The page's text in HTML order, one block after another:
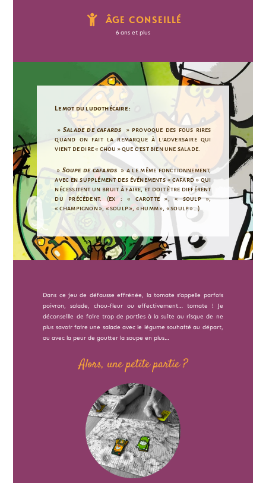
Le mot du ludothécaire :
» Salade de cafards » provoque des fous rires
quand on fait la remarque à l’adversaire qui
vient de dire « chou » que c’est bien une salade.
» Soupe de cafards » a le même fonctionnement,
avec en supplément des événements « cafard » qui
nécessitent un bruit à faire, et doit être différent
du précèdent. (ex : « carotte », « soulp »,
« champignon », « soulp », « humm », « soulp »…)
ÂGE CONSEILLÉ
6 ans et plus
Dans ce jeu de défausse effrénée, la tomate s’appelle parfois
poivron, salade, chou-fleur ou effectivement… tomate ! Je
déconseille de faire trop de parties à la suite au risque de ne
plus savoir faire une salade avec le légume souhaité au départ,
ou avec la peur de goutter la soupe en plus…
Alors, une petite partie ?